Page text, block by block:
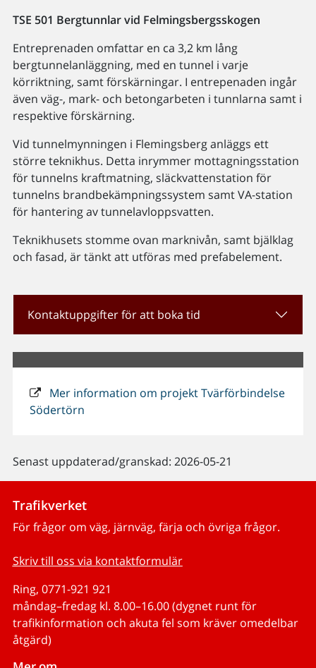
TSE 501 Bergtunnlar vid Felmingsbergsskogen
Entreprenaden omfattar en ca 3,2 km lång
bergtunnelanläggning, med en tunnel i varje
körriktning, samt förskärningar. I entrepenaden ingår
även väg-, mark- och betongarbeten i tunnlarna samt i
respektive förskärning.
Vid tunnelmynningen i Flemingsberg anläggs ett
större teknikhus. Detta inrymmer mottagningsstation
för tunnelns kraftmatning, släckvattenstation för
tunnelns brandbekämpningssystem samt VA-station
för hantering av tunnelavloppsvatten.
Teknikhusets stomme ovan marknivån, samt bjälklag
och fasad, är tänkt att utföras med prefabelement.
Kontaktuppgifter för att boka tid
Mer information om projekt Tvärförbindelse
Södertörn
Senast uppdaterad/granskad: 2026-05-21
Trafikverket
För frågor om väg, järnväg, färja och övriga frågor.
Skriv till oss via kontaktformulär
Ring, 0771-921 921
måndag–fredag kl. 8.00–16.00 (dygnet runt för
trafikinformation och akuta fel som kräver omedelbar
åtgärd)